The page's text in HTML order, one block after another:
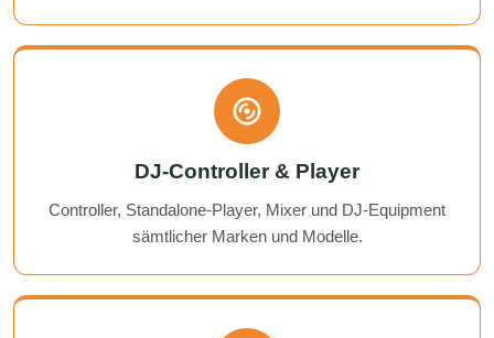
DJ-Controller & Player
Controller, Standalone-Player, Mixer und DJ-Equipment
sämtlicher Marken und Modelle.